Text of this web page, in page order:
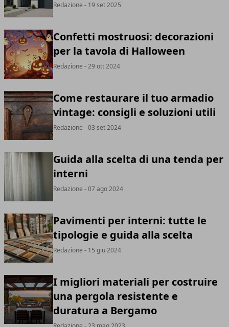
Redazione - 19 set 2025
Confetti mostruosi: decorazioni
per la tavola di Halloween
Redazione - 29 ott 2024
Come restaurare il tuo armadio
vintage: consigli e soluzioni utili
Redazione - 03 set 2024
Guida alla scelta di una tenda per
interni
Redazione - 07 ago 2024
Pavimenti per interni: tutte le
tipologie e guida alla scelta
Redazione - 15 giu 2024
I migliori materiali per costruire
una pergola resistente e
duratura a Bergamo